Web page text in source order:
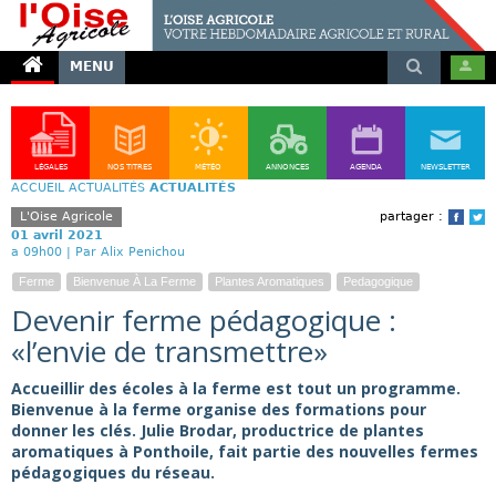
MENU
LÉGALES NOS TITRES MÉTÉO ANNONCES AGENDA NEWSLETTER
ACCUEIL ACTUALITÉS ACTUALITÉS
partager :
L'Oise Agricole
01 avril 2021
a 09h00 | Par Alix Penichou
Ferme Bienvenue À La Ferme Plantes Aromatiques Pedagogique
Devenir ferme pédagogique :
«l’envie de transmettre»
Accueillir des écoles à la ferme est tout un programme.
Bienvenue à la ferme organise des formations pour
donner les clés. Julie Brodar, productrice de plantes
aromatiques à Ponthoile, fait partie des nouvelles fermes
pédagogiques du réseau.